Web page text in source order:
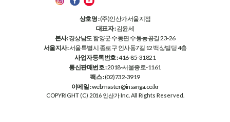
상호명 :(주)인산가서울지점
대표자 :김윤세
본사:경상남도 함양군 수동면 수동농공길 23-26
서울지사:서울특별시 종로구 인사동7길 12 백상빌딩 4층
사업자등록번호 :416-85-31821
통신판매번호 :2018-서울종로-1161
팩스 :(02)732-3919
이메일 :webmaster@insanga.co.kr
COPYRIGHT (C) 2016 인산가 Inc. All Rights Reserved.